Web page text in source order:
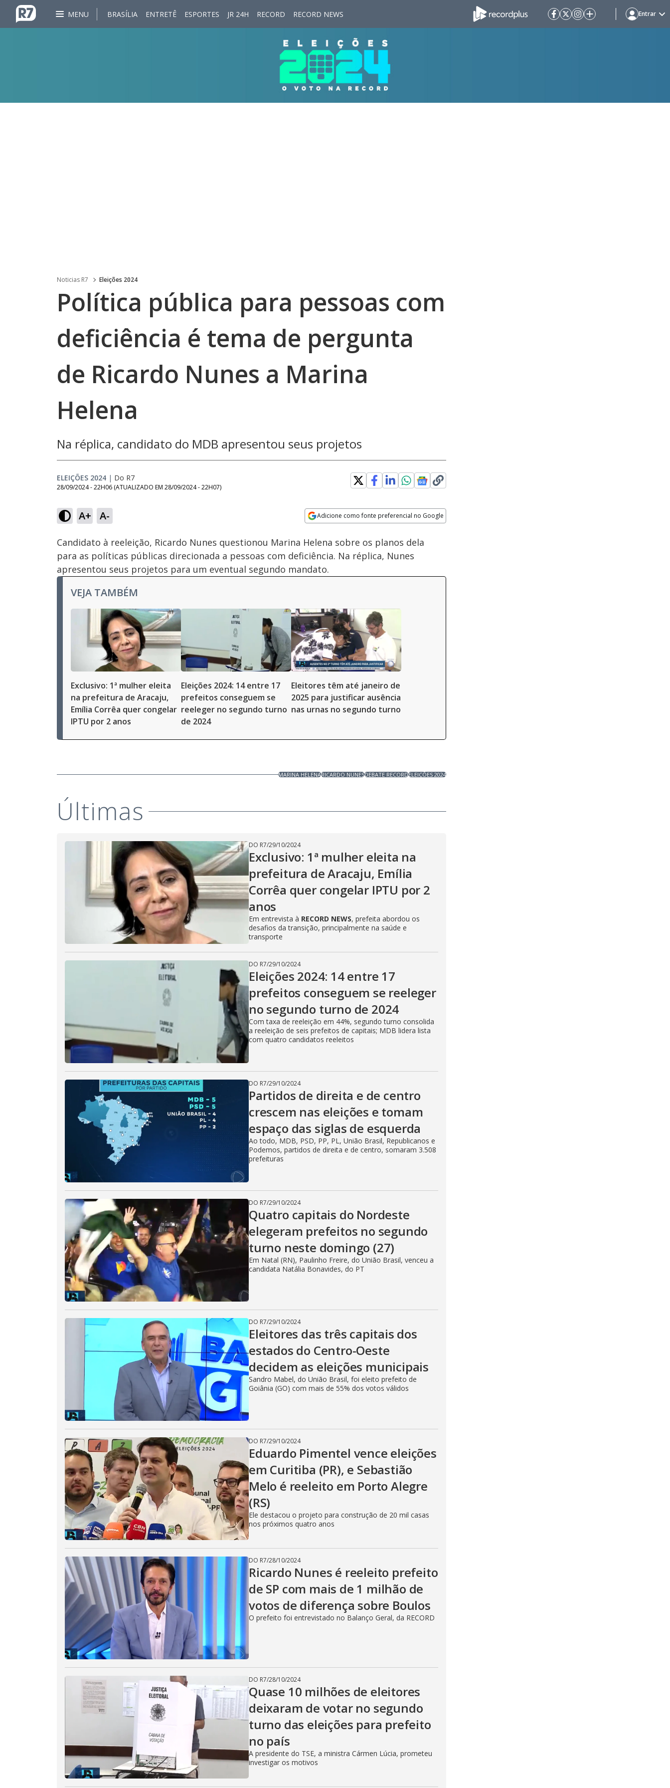
MENU BRASÍLIA ENTRETÊ ESPORTES JR 24H RECORD RECORD NEWS Entrar
Noticias R7 Eleições 2024
Política pública para pessoas com
deficiência é tema de pergunta
de Ricardo Nunes a Marina
Helena
Na réplica, candidato do MDB apresentou seus projetos
ELEIÇÕES 2024 | Do R7
28/09/2024 - 22H06 (ATUALIZADO EM 28/09/2024 - 22H07)
A+ A- Adicione como fonte preferencial no Google
Ativar
Som
17.32%
Velocidade
Candidato à reeleição, Ricardo Nunes questionou Marina Helena sobre os planos dela
para as políticas públicas direcionada a pessoas com deficiência. Na réplica, Nunes
apresentou seus projetos para um eventual segundo mandato.
VEJA TAMBÉM
Exclusivo: 1ª mulher eleita
na prefeitura de Aracaju,
Emília Corrêa quer congelar
IPTU por 2 anos
Eleições 2024: 14 entre 17
prefeitos conseguem se
reeleger no segundo turno
de 2024
Eleitores têm até janeiro de
2025 para justificar ausência
nas urnas no segundo turno
MARINA HELENARICARDO NUNESDEBATE RECORDELEIÇÕES 2024
Últimas
DO R7/29/10/2024
Exclusivo: 1ª mulher eleita na
prefeitura de Aracaju, Emília
Corrêa quer congelar IPTU por 2
anos
Em entrevista à RECORD NEWS, prefeita abordou os
desafios da transição, principalmente na saúde e
transporte
DO R7/29/10/2024
Eleições 2024: 14 entre 17
prefeitos conseguem se reeleger
no segundo turno de 2024
Com taxa de reeleição em 44%, segundo turno consolida
a reeleição de seis prefeitos de capitais; MDB lidera lista
com quatro candidatos reeleitos
DO R7/29/10/2024
Partidos de direita e de centro
crescem nas eleições e tomam
espaço das siglas de esquerda
Ao todo, MDB, PSD, PP, PL, União Brasil, Republicanos e
Podemos, partidos de direita e de centro, somaram 3.508
prefeituras
DO R7/29/10/2024
Quatro capitais do Nordeste
elegeram prefeitos no segundo
turno neste domingo (27)
Em Natal (RN), Paulinho Freire, do União Brasil, venceu a
candidata Natália Bonavides, do PT
DO R7/29/10/2024
Eleitores das três capitais dos
estados do Centro-Oeste
decidem as eleições municipais
Sandro Mabel, do União Brasil, foi eleito prefeito de
Goiânia (GO) com mais de 55% dos votos válidos
DO R7/29/10/2024
Eduardo Pimentel vence eleições
em Curitiba (PR), e Sebastião
Melo é reeleito em Porto Alegre
(RS)
Ele destacou o projeto para construção de 20 mil casas
nos próximos quatro anos
DO R7/28/10/2024
Ricardo Nunes é reeleito prefeito
de SP com mais de 1 milhão de
votos de diferença sobre Boulos
O prefeito foi entrevistado no Balanço Geral, da RECORD
DO R7/28/10/2024
Quase 10 milhões de eleitores
deixaram de votar no segundo
turno das eleições para prefeito
no país
A presidente do TSE, a ministra Cármen Lúcia, prometeu
investigar os motivos